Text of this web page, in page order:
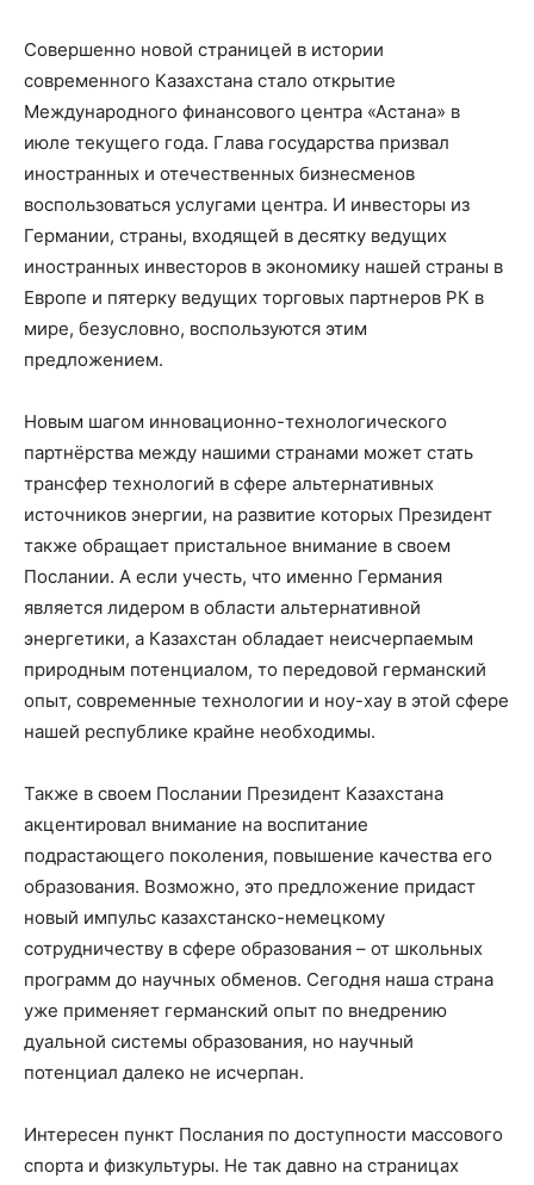
Совершенно новой страницей в истории
современного Казахстана стало открытие
Международного финансового центра «Астана» в
июле текущего года. Глава государства призвал
иностранных и отечественных бизнесменов
воспользоваться услугами центра. И инвесторы из
Германии, страны, входящей в десятку ведущих
иностранных инвесторов в экономику нашей страны в
Европе и пятерку ведущих торговых партнеров РК в
мире, безусловно, воспользуются этим
предложением.
Новым шагом инновационно-технологического
партнёрства между нашими странами может стать
трансфер технологий в сфере альтернативных
источников энергии, на развитие которых Президент
также обращает пристальное внимание в своем
Послании. А если учесть, что именно Германия
является лидером в области альтернативной
энергетики, а Казахстан обладает неисчерпаемым
природным потенциалом, то передовой германский
опыт, современные технологии и ноу-хау в этой сфере
нашей республике крайне необходимы.
Также в своем Послании Президент Казахстана
акцентировал внимание на воспитание
подрастающего поколения, повышение качества его
образования. Возможно, это предложение придаст
новый импульс казахстанско-немецкому
сотрудничеству в сфере образования – от школьных
программ до научных обменов. Сегодня наша страна
уже применяет германский опыт по внедрению
дуальной системы образования, но научный
потенциал далеко не исчерпан.
Интересен пункт Послания по доступности массового
спорта и физкультуры. Не так давно на страницах